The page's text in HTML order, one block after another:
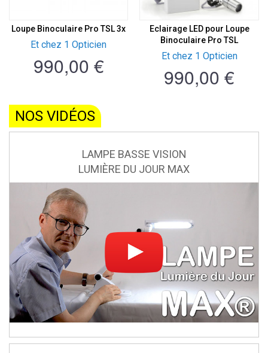
Loupe Binoculaire Pro TSL 3x
Et chez 1 Opticien
990,00 €
Eclairage LED pour Loupe
Binoculaire Pro TSL
Et chez 1 Opticien
990,00 €
NOS VIDÉOS
LAMPE BASSE VISION
LUMIÈRE DU JOUR MAX